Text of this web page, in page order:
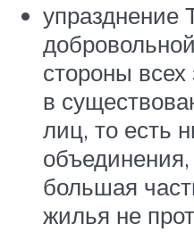
стороны
в
лиц, то есть
объединения,
большая
жилья не